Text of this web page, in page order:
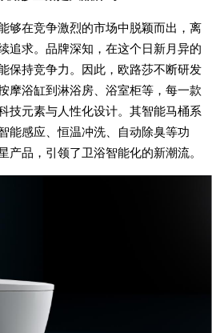
够在竞争激烈的市场中脱颖而出，离
追求。品牌深知，在这个日新月异的
保持竞争力。因此，欧路莎不断研发
摩浴缸到淋浴房、浴室柜等，每一款
技元素与人性化设计。其智能马桶系
能感应、恒温冲洗、自动除臭等功
产品，引领了卫浴智能化的新潮流。